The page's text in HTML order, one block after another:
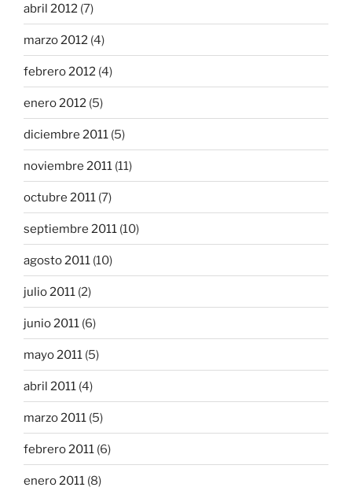
abril 2012 (7)
marzo 2012 (4)
febrero 2012 (4)
enero 2012 (5)
diciembre 2011 (5)
noviembre 2011 (11)
octubre 2011 (7)
septiembre 2011 (10)
agosto 2011 (10)
julio 2011 (2)
junio 2011 (6)
mayo 2011 (5)
abril 2011 (4)
marzo 2011 (5)
febrero 2011 (6)
enero 2011 (8)